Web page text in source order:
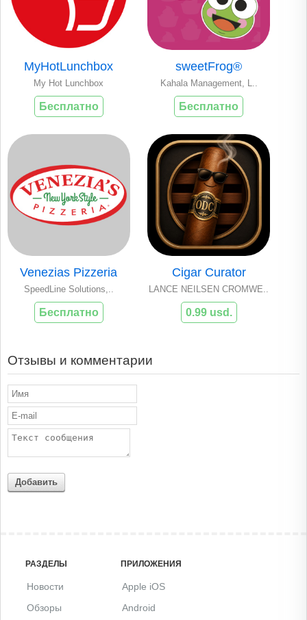
MyHotLunchbox
My Hot Lunchbox
Бесплатно
sweetFrog®
Kahala Management, L..
Бесплатно
Venezias Pizzeria
SpeedLine Solutions,..
Бесплатно
Cigar Curator
LANCE NEILSEN CROMWE..
0.99 usd.
Отзывы и комментарии
Добавить
РАЗДЕЛЫ
Новости
Обзоры
ПРИЛОЖЕНИЯ
Apple iOS
Android